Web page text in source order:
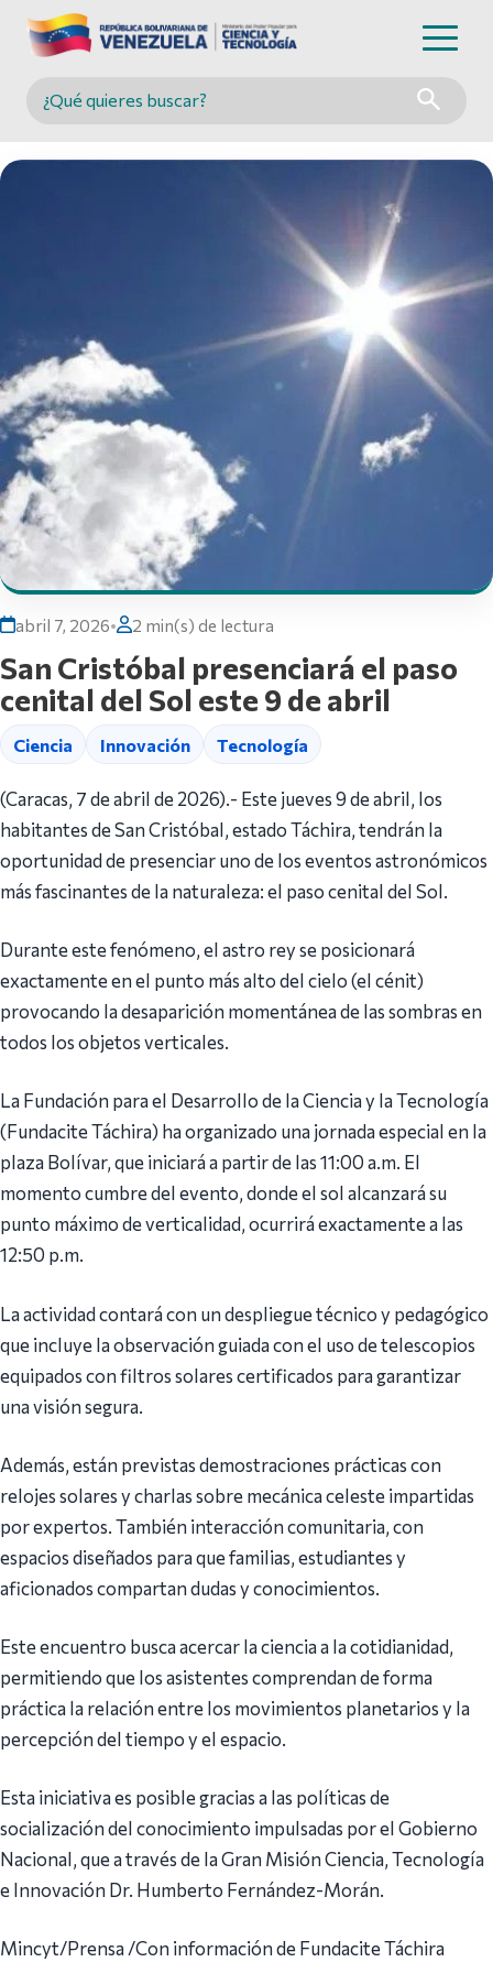
Buscar en MINCYT
abril 7, 2026• 2 min(s) de lectura
San Cristóbal presenciará el paso
cenital del Sol este 9 de abril
Ciencia Innovación Tecnología
(Caracas, 7 de abril de 2026).- Este jueves 9 de abril, los
habitantes de San Cristóbal, estado Táchira, tendrán la
oportunidad de presenciar uno de los eventos astronómicos
más fascinantes de la naturaleza: el paso cenital del Sol.
Durante este fenómeno, el astro rey se posicionará
exactamente en el punto más alto del cielo (el cénit)
provocando la desaparición momentánea de las sombras en
todos los objetos verticales.
La Fundación para el Desarrollo de la Ciencia y la Tecnología
(Fundacite Táchira) ha organizado una jornada especial en la
plaza Bolívar, que iniciará a partir de las 11:00 a.m. El
momento cumbre del evento, donde el sol alcanzará su
punto máximo de verticalidad, ocurrirá exactamente a las
12:50 p.m.
La actividad contará con un despliegue técnico y pedagógico
que incluye la observación guiada con el uso de telescopios
equipados con filtros solares certificados para garantizar
una visión segura.
Además, están previstas demostraciones prácticas con
relojes solares y charlas sobre mecánica celeste impartidas
por expertos. También interacción comunitaria, con
espacios diseñados para que familias, estudiantes y
aficionados compartan dudas y conocimientos.
Este encuentro busca acercar la ciencia a la cotidianidad,
permitiendo que los asistentes comprendan de forma
práctica la relación entre los movimientos planetarios y la
percepción del tiempo y el espacio.
Esta iniciativa es posible gracias a las políticas de
socialización del conocimiento impulsadas por el Gobierno
Nacional, que a través de la Gran Misión Ciencia, Tecnología
e Innovación Dr. Humberto Fernández-Morán.
Mincyt/Prensa /Con información de Fundacite Táchira